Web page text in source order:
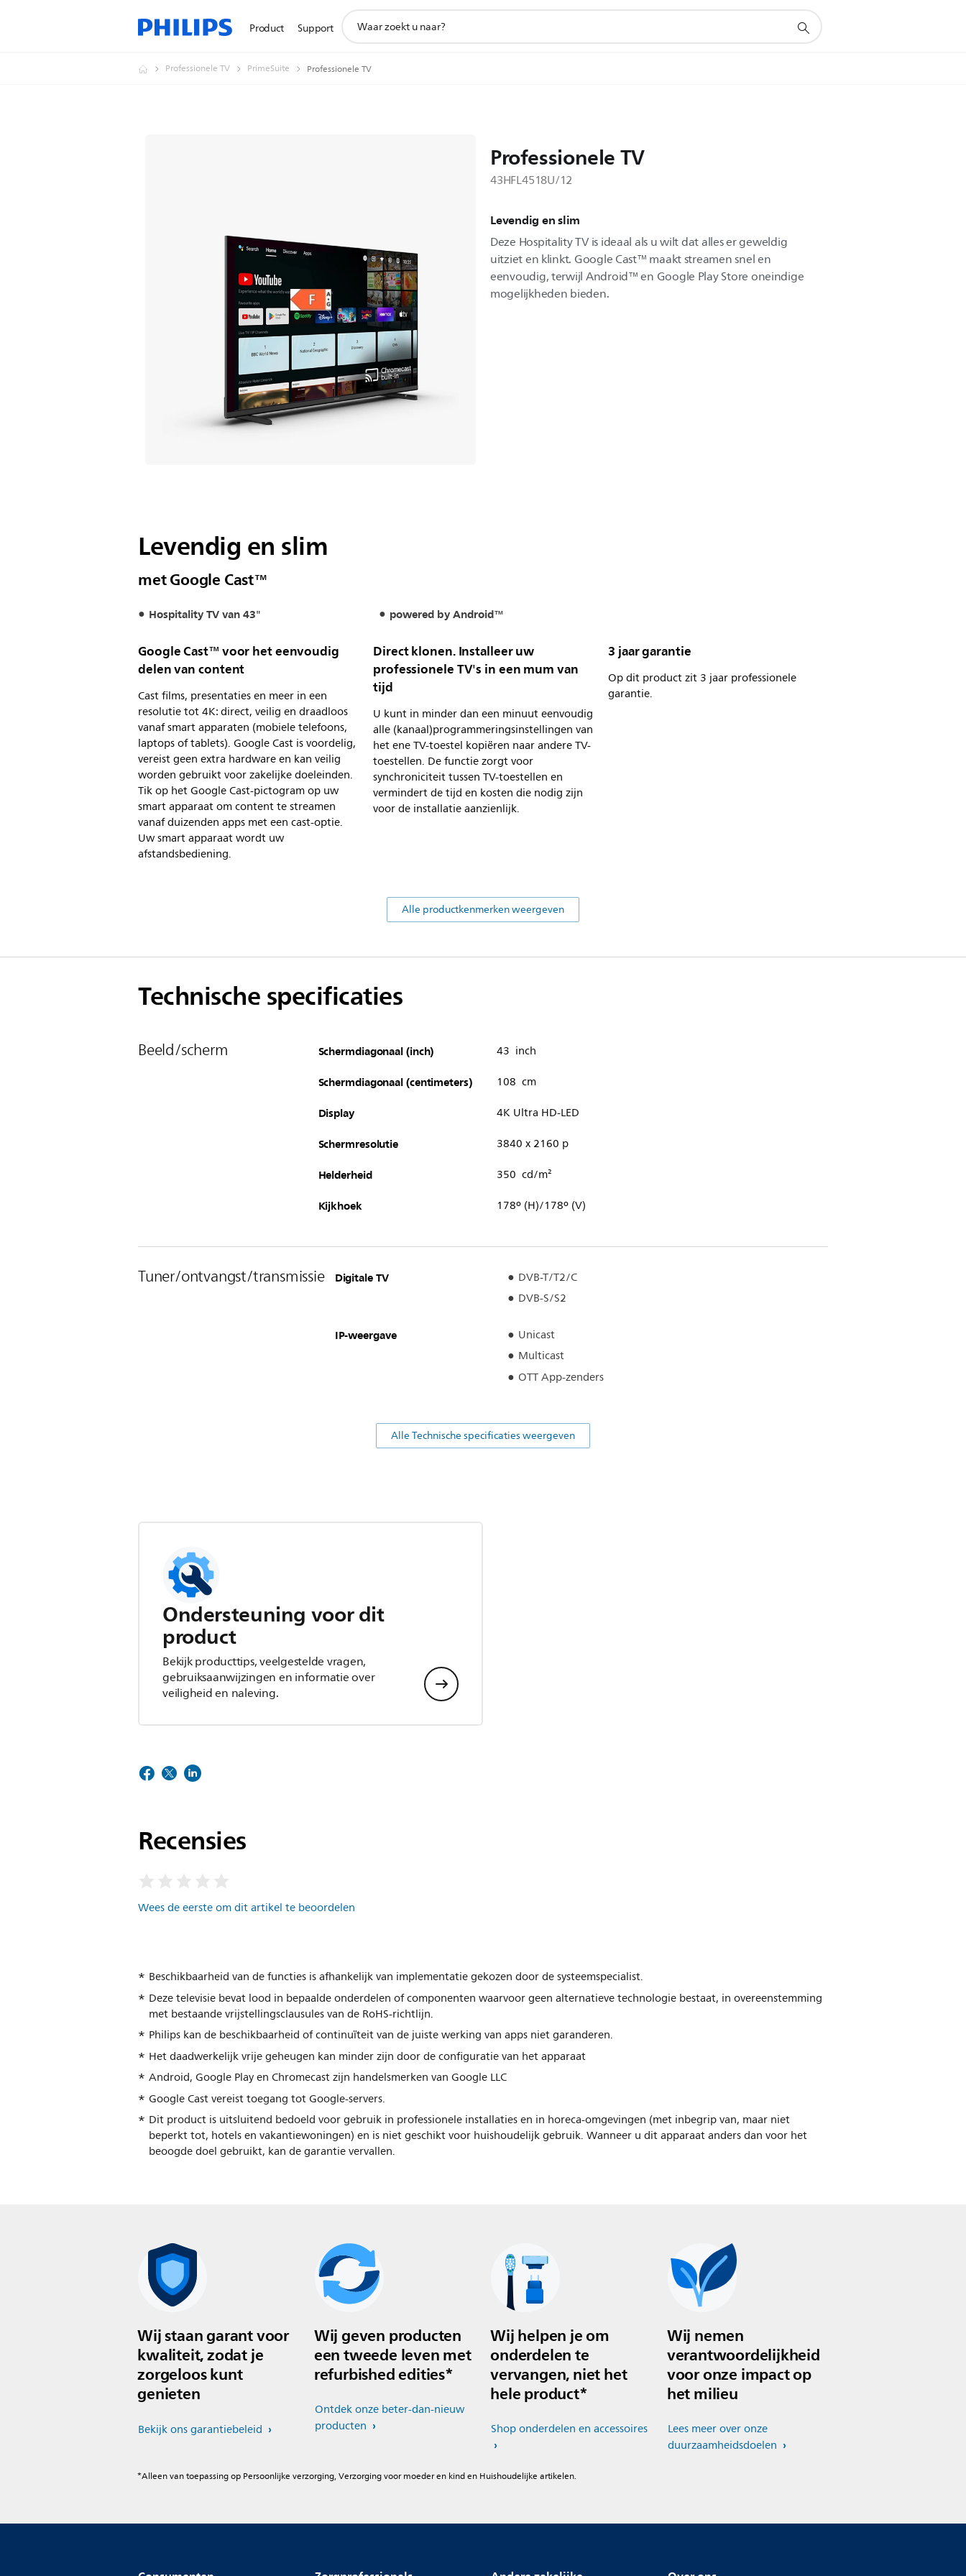
Product Support
zoeken
Professionele TV PrimeSuite Professionele TV
Professionele TV
43HFL4518U/12
Levendig en slim
Deze Hospitality TV is ideaal als u wilt dat alles er geweldig
uitziet en klinkt. Google Cast™ maakt streamen snel en
eenvoudig, terwijl Android™ en Google Play Store oneindige
mogelijkheden bieden.
Levendig en slim
met Google Cast™
Hospitality TV van 43" powered by Android™
Google Cast™ voor het eenvoudig
delen van content
Cast films, presentaties en meer in een
resolutie tot 4K: direct, veilig en draadloos
vanaf smart apparaten (mobiele telefoons,
laptops of tablets). Google Cast is voordelig,
vereist geen extra hardware en kan veilig
worden gebruikt voor zakelijke doeleinden.
Tik op het Google Cast-pictogram op uw
smart apparaat om content te streamen
vanaf duizenden apps met een cast-optie.
Uw smart apparaat wordt uw
afstandsbediening.
Direct klonen. Installeer uw
professionele TV's in een mum van
tijd
U kunt in minder dan een minuut eenvoudig
alle (kanaal)programmeringsinstellingen van
het ene TV-toestel kopiëren naar andere TV-
toestellen. De functie zorgt voor
synchroniciteit tussen TV-toestellen en
vermindert de tijd en kosten die nodig zijn
voor de installatie aanzienlijk.
3 jaar garantie
Op dit product zit 3 jaar professionele
garantie.
Alle productkenmerken weergeven
Technische specificaties
Beeld/scherm Schermdiagonaal (inch) 43 inch
Schermdiagonaal (centimeters) 108 cm
Display 4K Ultra HD-LED
Schermresolutie 3840 x 2160 p
Helderheid 350 cd/m²
Kijkhoek 178º (H)/178º (V)
Tuner/ontvangst/transmissie Digitale TV
DVB-T/T2/C
DVB-S/S2
IP-weergave
Unicast
Multicast
OTT App-zenders
Alle Technische specificaties weergeven
Ondersteuning voor dit
product
Bekijk producttips, veelgestelde vragen,
gebruiksaanwijzingen en informatie over
veiligheid en naleving.
Recensies
Wees de eerste om dit artikel te beoordelen
Beschikbaarheid van de functies is afhankelijk van implementatie gekozen door de systeemspecialist.
Deze televisie bevat lood in bepaalde onderdelen of componenten waarvoor geen alternatieve technologie bestaat, in overeenstemming
met bestaande vrijstellingsclausules van de RoHS-richtlijn.
Philips kan de beschikbaarheid of continuïteit van de juiste werking van apps niet garanderen.
Het daadwerkelijk vrije geheugen kan minder zijn door de configuratie van het apparaat
Android, Google Play en Chromecast zijn handelsmerken van Google LLC
Google Cast vereist toegang tot Google-servers.
Dit product is uitsluitend bedoeld voor gebruik in professionele installaties en in horeca-omgevingen (met inbegrip van, maar niet
beperkt tot, hotels en vakantiewoningen) en is niet geschikt voor huishoudelijk gebruik. Wanneer u dit apparaat anders dan voor het
beoogde doel gebruikt, kan de garantie vervallen.
Wij staan garant voor
kwaliteit, zodat je
zorgeloos kunt
genieten
Bekijk ons garantiebeleid
Wij geven producten
een tweede leven met
refurbished edities*
Ontdek onze beter-dan-nieuw
producten
Wij helpen je om
onderdelen te
vervangen, niet het
hele product*
Shop onderdelen en accessoires
Wij nemen
verantwoordelijkheid
voor onze impact op
het milieu
Lees meer over onze
duurzaamheidsdoelen
*Alleen van toepassing op Persoonlijke verzorging, Verzorging voor moeder en kind en Huishoudelijke artikelen.